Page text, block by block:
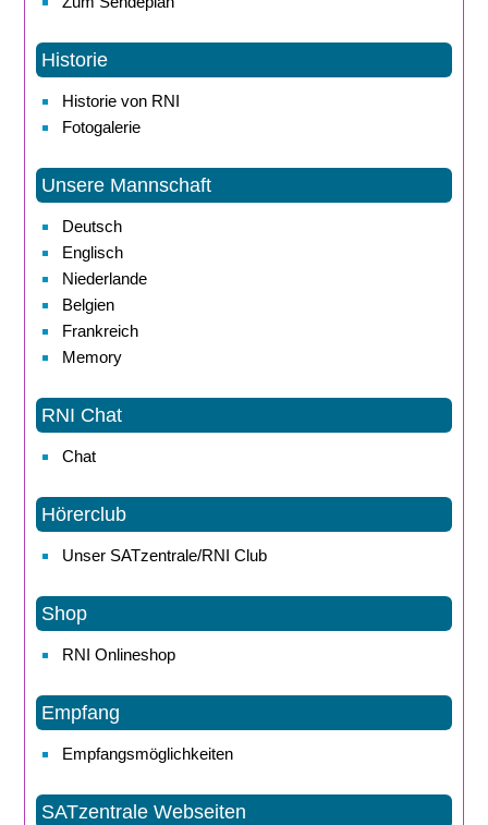
Historie
Historie von RNI
Fotogalerie
Unsere Mannschaft
Deutsch
Englisch
Niederlande
Belgien
Frankreich
Memory
RNI Chat
Chat
Hörerclub
Unser SATzentrale/RNI Club
Shop
RNI Onlineshop
Empfang
Empfangsmöglichkeiten
SATzentrale Webseiten